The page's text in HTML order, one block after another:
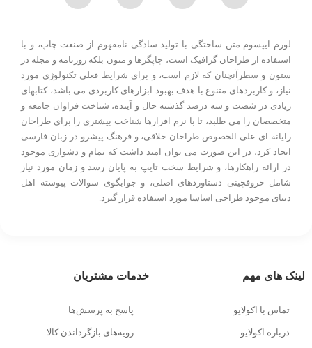
لورم ایپسوم متن ساختگی با تولید سادگی نامفهوم از صنعت چاپ، و با
استفاده از طراحان گرافیک است، چاپگرها و متون بلکه روزنامه و مجله در
ستون و سطرآنچنان که لازم است، و برای شرایط فعلی تکنولوژی مورد
نیاز، و کاربردهای متنوع با هدف بهبود ابزارهای کاربردی می باشد، کتابهای
زیادی در شصت و سه درصد گذشته حال و آینده، شناخت فراوان جامعه و
متخصصان را می طلبد، تا با نرم افزارها شناخت بیشتری را برای طراحان
رایانه ای علی الخصوص طراحان خلاقی، و فرهنگ پیشرو در زبان فارسی
ایجاد کرد، در این صورت می توان امید داشت که تمام و دشواری موجود
در ارائه راهکارها، و شرایط سخت تایپ به پایان رسد و زمان مورد نیاز
شامل حروفچینی دستاوردهای اصلی، و جوابگوی سوالات پیوسته اهل
دنیای موجود طراحی اساسا مورد استفاده قرار گیرد.
لینک های مهم
تماس با اکولایو
درباره اکولایو
خدمات مشتریان
پاسخ به پرسش‌ها
رویه‌های بازگرداندن کالا